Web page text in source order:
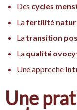
Des cycles
La fertilité
La transition
La qualité
Une approche
Une